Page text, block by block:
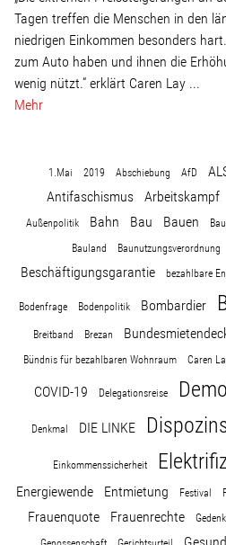
Linke
Termine
Tagen treffen die Menschen in den
niedrigen Einkommen besonders
zum Auto haben und ihnen die
wenig nützt.“ erklärt Caren Lay ...
Mehr
1.Mai 2019 Abschiebung AfD
Antifaschismus Arbeitskampf
Außenpolitik Bahn Bau Bauen
Bauland
Baunutzungsverordnung
Beschäftigungsgarantie
bezahlbare
Bodenfrage Bodenpolitik Bombardier
Breitband Brezan
Bündnis für bezahlbaren Wohnraum
Caren
COVID-19
Delegationsreise
Denkmal DIE LINKE
Einkommenssicherheit
Energiewende Entmietung Festival
Frauenquote Frauenrechte